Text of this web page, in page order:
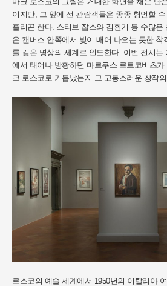
이지만, 그 앞에 선 관람객들은 종종 형언할
흘리곤 한다. 스티브 잡스와 김환기 등 수많은
은 캔버스 안쪽에서 빛이 배어 나오는 듯한 착
를 깊은 명상의 세계로 인도한다. 이번 전시는
에서 태어나 방황하던 마르쿠스 로트코비츠
크 로스코로 거듭났는지 그 고통스러운 창작
로스코의 예술 세계에서 1950년의 이탈리아